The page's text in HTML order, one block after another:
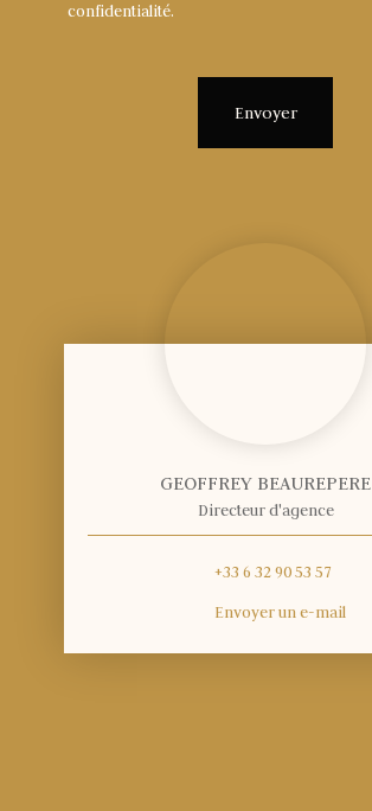
confidentialité.
Envoyer
GEOFFREY BEAUREPERE
Directeur d'agence
+33 6 32 90 53 57
Envoyer un e-mail